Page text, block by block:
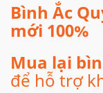
Bình Ắc
mới 100%
Mua lại
để hỗ trợ